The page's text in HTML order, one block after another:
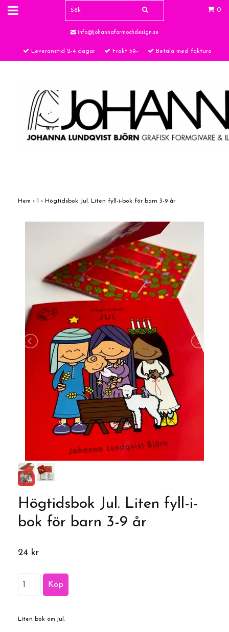
0
info@johannaformochdesign.se
Leveranstid 2-4 dagar Frakt 59:- Betala med faktura
Hem › 1 › Högtidsbok Jul. Liten fyll-i-bok för barn 3-9 år
Högtidsbok Jul. Liten fyll-i-
bok för barn 3-9 år
24 kr
Liten bok om jul.